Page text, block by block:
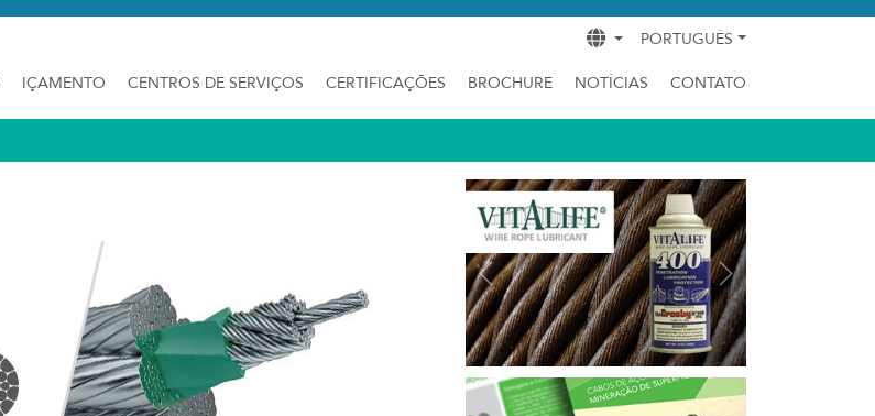
PORTUGUÊS
IÇAMENTO CENTROS DE SERVIÇOS CERTIFICAÇÕES BROCHURE NOTÍCIAS CONTATO
Previous Next